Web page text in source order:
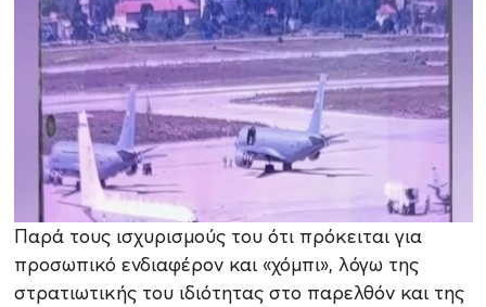
Παρά τους ισχυρισμούς του ότι πρόκειται για
προσωπικό ενδιαφέρον και «χόμπι», λόγω της
στρατιωτικής του ιδιότητας στο παρελθόν και της